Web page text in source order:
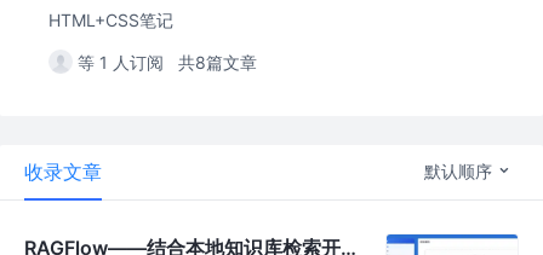
HTML+CSS笔记
等 1 人订阅 共8篇文章
收录文章 默认顺序
RAGFlow——结合本地知识库检索开